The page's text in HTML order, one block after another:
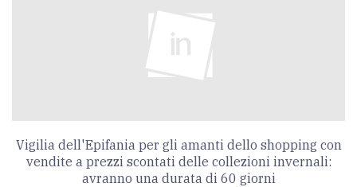
Vigilia dell'Epifania per gli amanti dello shopping con
vendite a prezzi scontati delle collezioni invernali:
avranno una durata di 60 giorni